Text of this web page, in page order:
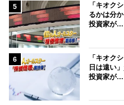
5
「キオク
るかは分
投資家が…
6
「キオク
日は遠い
投資家が…